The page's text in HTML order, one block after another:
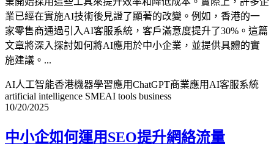
業已經在實施AI技術後見證了顯著的改變。例如，香港的一
家零售商通過引入AI客服系統，客戶滿意度提升了30%。這篇
文章將深入探討如何將AI應用於中小企業，並提供具體的實
施建議。...
AI人工智能香港機器學習應用ChatGPT商業應用 AI客服系統
artificial intelligence SMEAI tools business
10/20/2025
中小企如何運用SEO提升網絡流量